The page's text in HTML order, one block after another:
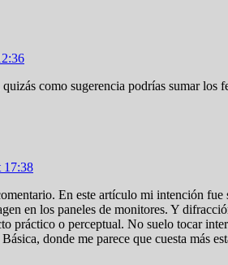
como sugerencia podrías sumar
17:38
En este artículo mi intención
en los paneles de monitores. Y
práctico o perceptual. No suelo tocar
donde me parece que cuesta más